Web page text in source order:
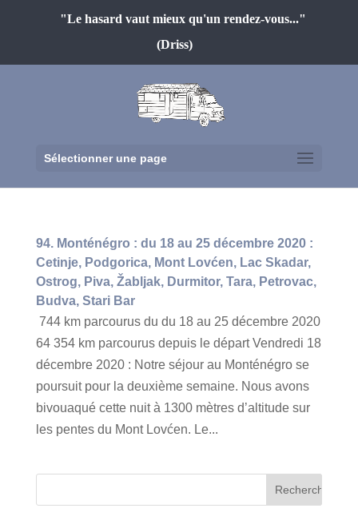
"Le hasard vaut mieux qu'un rendez-vous..."
(Driss)
Sélectionner une page
94. Monténégro : du 18 au 25 décembre 2020 :
Cetinje, Podgorica, Mont Lovćen, Lac Skadar,
Ostrog, Piva, Žabljak, Durmitor, Tara, Petrovac,
Budva, Stari Bar
744 km parcourus du du 18 au 25 décembre 2020
64 354 km parcourus depuis le départ Vendredi 18
décembre 2020 : Notre séjour au Monténégro se
poursuit pour la deuxième semaine. Nous avons
bivouaqué cette nuit à 1300 mètres d’altitude sur
les pentes du Mont Lovćen. Le...